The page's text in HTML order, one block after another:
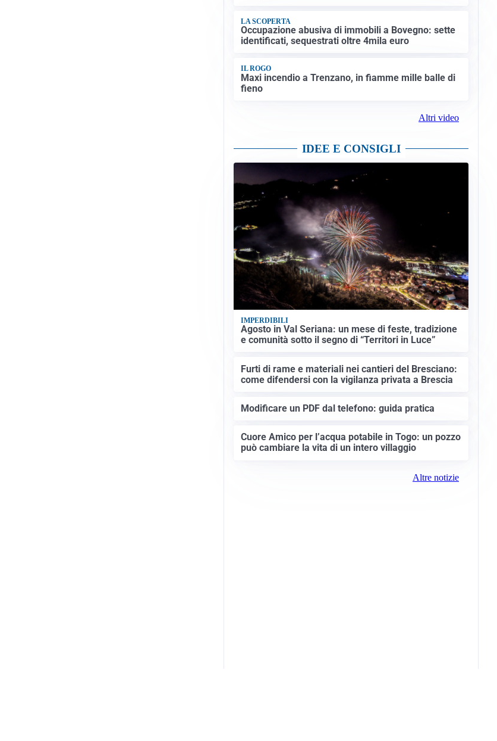
LA SCOPERTA
Occupazione abusiva di immobili a Bovegno: sette
identificati, sequestrati oltre 4mila euro
IL ROGO
Maxi incendio a Trenzano, in fiamme mille balle di
fieno
Altri video
IDEE E CONSIGLI
IMPERDIBILI
Agosto in Val Seriana: un mese di feste, tradizione
e comunità sotto il segno di “Territori in Luce”
Furti di rame e materiali nei cantieri del Bresciano:
come difendersi con la vigilanza privata a Brescia
Modificare un PDF dal telefono: guida pratica
Cuore Amico per l’acqua potabile in Togo: un pozzo
può cambiare la vita di un intero villaggio
Altre notizie